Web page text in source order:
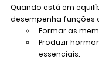
Quando está em
desempenha funções
Formar as
Produzir
essenciais.